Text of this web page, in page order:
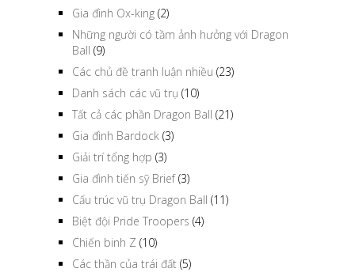
Gia đình Ox-king (2)
Những người có tầm ảnh hưởng với Dragon
Ball (9)
Các chủ đề tranh luận nhiều (23)
Danh sách các vũ trụ (10)
Tất cả các phần Dragon Ball (21)
Gia đình Bardock (3)
Giải trí tổng hợp (3)
Gia đình tiến sỹ Brief(3)
Cấu trúc vũ trụ Dragon Ball (11)
Biệt đội Pride Troopers (4)
Chiến binh Z (10)
Các thần của trái đất (5)